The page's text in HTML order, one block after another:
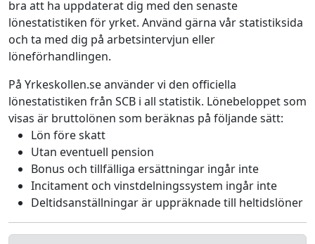
bra att ha uppdaterat dig med den senaste
lönestatistiken för yrket. Använd gärna vår statistiksida
och ta med dig på arbetsintervjun eller
löneförhandlingen.
På Yrkeskollen.se använder vi den officiella
lönestatistiken från SCB i all statistik. Lönebeloppet som
visas är bruttolönen som beräknas på följande sätt:
Lön före skatt
Utan eventuell pension
Bonus och tillfälliga ersättningar ingår inte
Incitament och vinstdelningssystem ingår inte
Deltidsanställningar är uppräknade till heltidslöner